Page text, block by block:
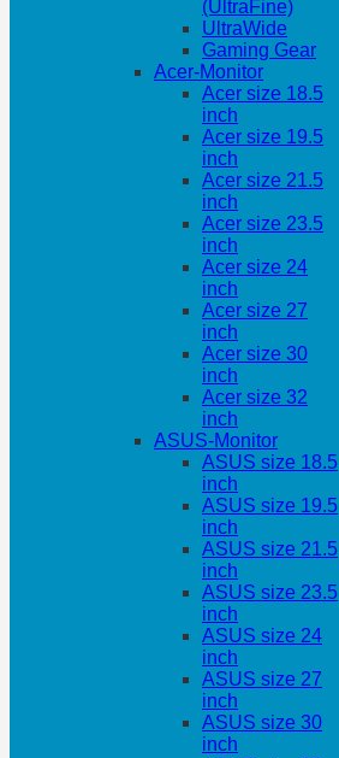
(UltraFine)
UltraWide
Gaming Gear
Acer-Monitor
Acer size 18.5
inch
Acer size 19.5
inch
Acer size 21.5
inch
Acer size 23.5
inch
Acer size 24
inch
Acer size 27
inch
Acer size 30
inch
Acer size 32
inch
ASUS-Monitor
ASUS size 18.5
inch
ASUS size 19.5
inch
ASUS size 21.5
inch
ASUS size 23.5
inch
ASUS size 24
inch
ASUS size 27
inch
ASUS size 30
inch